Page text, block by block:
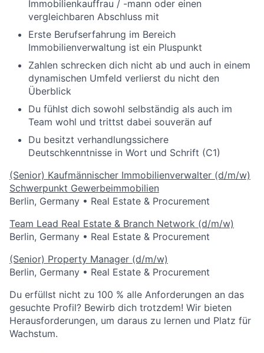
Immobilienkauffrau / -mann oder einen
vergleichbaren Abschluss mit
Erste Berufserfahrung im Bereich
Immobilienverwaltung ist ein Pluspunkt
Zahlen schrecken dich nicht ab und auch in einem
dynamischen Umfeld verlierst du nicht den
Überblick
Du fühlst dich sowohl selbständig als auch im
Team wohl und trittst dabei souverän auf
Du besitzt verhandlungssichere
Deutschkenntnisse in Wort und Schrift (C1)
(Senior) Kaufmännischer Immobilienverwalter (d/m/w)
Schwerpunkt Gewerbeimmobilien
Berlin, Germany • Real Estate & Procurement
Team Lead Real Estate & Branch Network (d/m/w)
Berlin, Germany • Real Estate & Procurement
(Senior) Property Manager (d/m/w)
Berlin, Germany • Real Estate & Procurement
Du erfüllst nicht zu 100 % alle Anforderungen an das
gesuchte Profil? Bewirb dich trotzdem! Wir bieten
Herausforderungen, um daraus zu lernen und Platz für
Wachstum.